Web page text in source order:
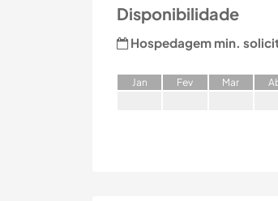
Disponibilidade
Hospedagem min.
Jan Fev Mar A